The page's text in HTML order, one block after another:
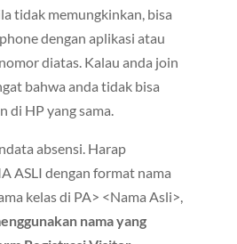
tidak memungkinkan, bisa
dengan aplikasi atau
diatas. Kalau anda join
bahwa anda tidak bisa
di HP yang sama.
absensi. Harap
ASLI dengan format nama
kelas di PA> <Nama Asli>,
nama yang